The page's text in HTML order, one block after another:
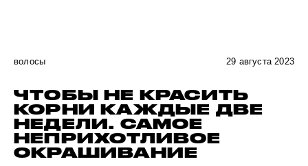
волосы 29 августа 2023
ЧТОБЫ НЕ КРАСИТЬ
КОРНИ КАЖДЫЕ ДВЕ
НЕДЕЛИ. САМОЕ
НЕПРИХОТЛИВОЕ
ОКРАШИВАНИЕ